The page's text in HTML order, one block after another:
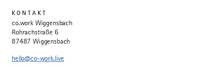
KONTAKT
co.work Wiggensbach
Rohrachstraße 6
87487 Wiggensbach
hello@co-work.live